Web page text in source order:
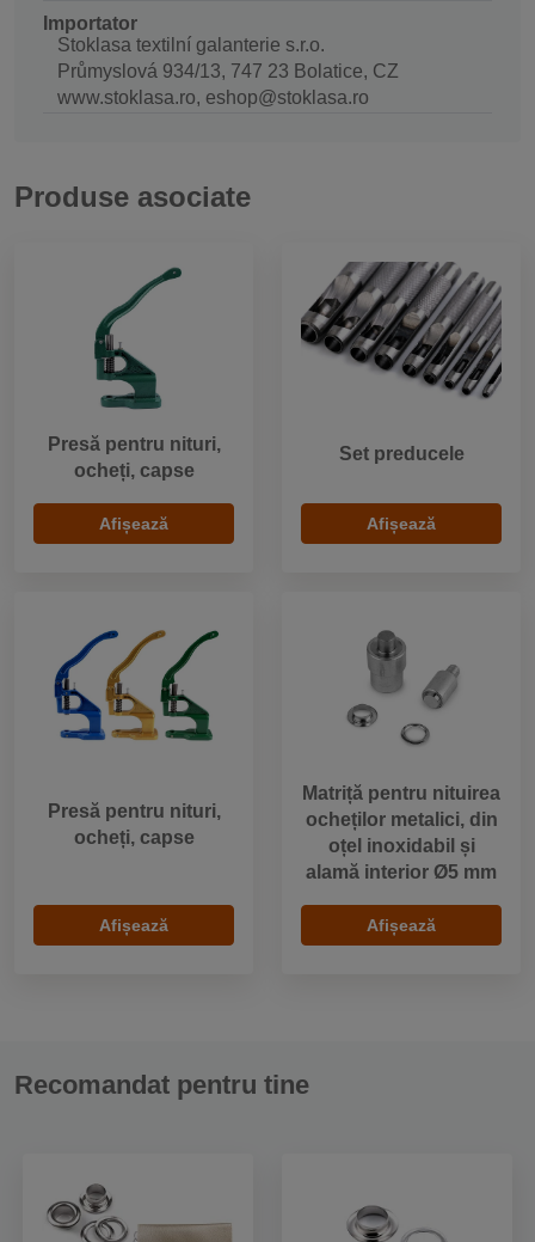
Importator
Stoklasa textilní galanterie s.r.o.
Průmyslová 934/13, 747 23 Bolatice, CZ
www.stoklasa.ro, eshop@stoklasa.ro
Produse asociate
Presă pentru nituri,
ocheți, capse
Afișează
Set preducele
Afișează
Presă pentru nituri,
ocheți, capse
Afișează
Matriță pentru nituirea
ocheților metalici, din
oțel inoxidabil și
alamă interior Ø5 mm
Afișează
Recomandat pentru tine